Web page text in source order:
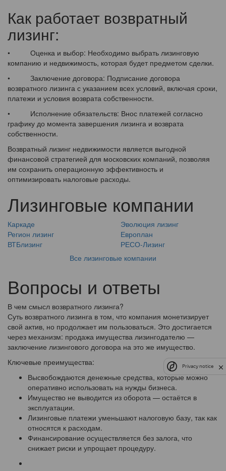
Как работает возвратный
лизинг:
• Оценка и выбор: Необходимо выбрать лизинговую
компанию и недвижимость, которая будет предметом сделки.
• Заключение договора: Подписание договора
возвратного лизинга с указанием всех условий, включая сроки,
платежи и условия возврата собственности.
• Исполнение обязательств: Внос платежей согласно
графику до момента завершения лизинга и возврата
собственности.
Возвратный лизинг недвижимости является выгодной
финансовой стратегией для московских компаний, позволяя
им сохранить операционную эффективность и
оптимизировать налоговые расходы.
Лизинговые компании
Каркаде
Эволюция лизинг
Регион лизинг
Европлан
ВТБлизинг
РЕСО-Лизинг
Все лизинговые компании
Вопросы и ответы
В чем смысл возвратного лизинга?
Суть возвратного лизинга в том, что компания монетизирует
свой актив, но продолжает им пользоваться. Это достигается
через механизм: продажа имущества лизингодателю —
заключение лизингового договора на это же имущество.
Ключевые преимущества:
Высвобождаются денежные средства, которые можно
оперативно использовать на нужды бизнеса.
Имущество не выводится из оборота — остаётся в
эксплуатации.
Лизинговые платежи уменьшают налоговую базу, так как
относятся к расходам.
Финансирование осуществляется без залога, что
снижает риски и упрощает процедуру.
Privacy notice